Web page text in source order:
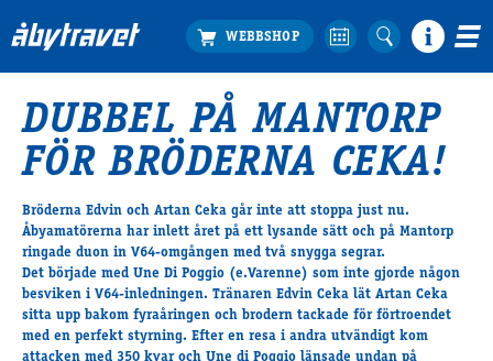
Köp biljett
Travprogrammet
Bra att veta
Restauranger
Catering by Lyon
Hotell nära oss
Nybörjar­guide
DUBBEL PÅ MANTORP
FÖR BRÖDERNA CEKA!
Bröderna Edvin och Artan Ceka går inte att stoppa just nu.
Åbyamatörerna har inlett året på ett lysande sätt och på Mantorp
ringade duon in V64-omgången med två snygga segrar.
Det började med Une Di Poggio(e.Varenne) som inte gjorde någon
besviken i V64-inledningen. Tränaren Edvin Ceka lät Artan Ceka
sitta upp bakom fyraåringen och brodern tackade för förtroendet
med en perfekt styrning. Efter en resa i andra utvändigt kom